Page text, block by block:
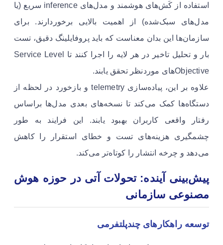
استفاده از کَش‌های هوشمند و مدل‌های inference سریع (یا
مدل‌های سبک‌شده) از اهمیت بالایی برخوردارند. برای
سازمان‌ها این بدان معناست که باید پروفایلینگ دقیق، تست
بار و تحلیل تاخیر در هر لایه را اجرا کنند تا Service Level
Objectiveهای موردنظر تحقق یابند.
علاوه بر این، پیاده‌سازی telemetry و بازخورد در لحظه از
دستگاه‌ها کمک می‌کند تا نسخه‌های بعدی مدل‌ها براساس
رفتار واقعی کاربران بهبود یابند. این فرایند به طور
چشمگیری هزینه‌های تست و خطای استقرار را کاهش
می‌دهد و چرخه انتشار را کوتاه‌تر می‌کند.
پیش‌بینی آینده: تحولات آتی در حوزه هوش
مصنوعی سازمانی
توسعه راهکارهای چندپلتفرمی